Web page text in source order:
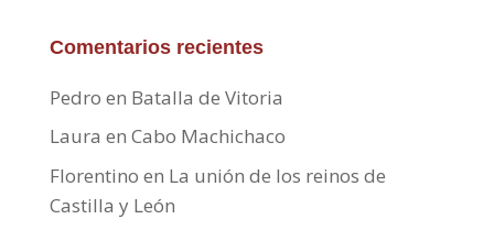
Comentarios recientes
Pedro en Batalla de Vitoria
Laura en Cabo Machichaco
Florentino en La unión de los reinos de
Castilla y León